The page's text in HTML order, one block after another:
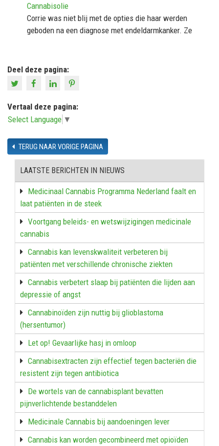
Cannabisolie
Corrie was niet blij met de opties die haar werden
geboden na een diagnose met endeldarmkanker. Ze
Deel deze pagina:
Vertaal deze pagina:
Select Language ▼
TERUG NAAR VORIGE PAGINA
LAATSTE BERICHTEN IN NIEUWS
Medicinaal Cannabis Programma Nederland faalt en
laat patiënten in de steek
Voortgang beleids- en wetswijzigingen medicinale
cannabis
Cannabis kan levenskwaliteit verbeteren bij
patiënten met verschillende chronische ziekten
Cannabis verbetert slaap bij patiënten die lijden aan
depressie of angst
Cannabinoïden zijn nuttig bij glioblastoma
(hersentumor)
Let op! Gevaarlijke hasj in omloop
Cannabisextracten zijn effectief tegen bacteriën die
resistent zijn tegen antibiotica
De wortels van de cannabisplant bevatten
pijnverlichtende bestanddelen
Medicinale Cannabis bij aandoeningen lever
Cannabis kan worden gecombineerd met opioïden